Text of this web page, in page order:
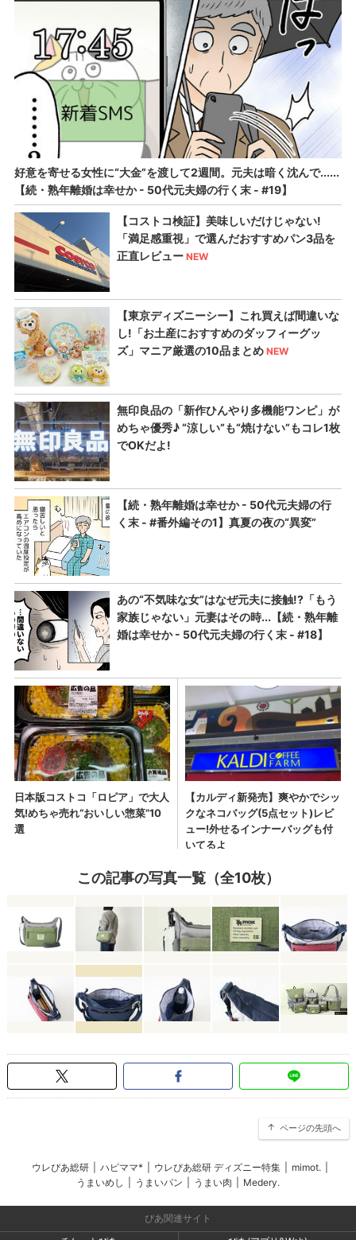
この記事の写真一覧（全10枚）
ページの先頭へ
ウレぴあ総研 ハピママ* ウレぴあ総研 ディズニー特集 mimot.
うまいめし
うまいパン うまい肉 Medery.
ぴあ関連サイト